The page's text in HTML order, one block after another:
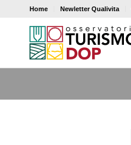
Home Newletter Qualivita